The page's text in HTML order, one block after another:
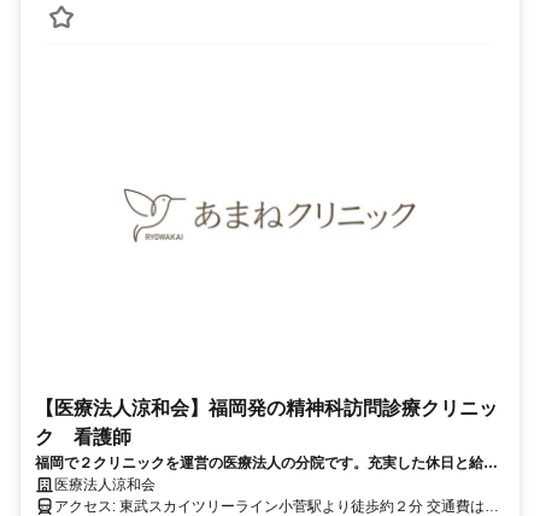
【医療法人涼和会】福岡発の精神科訪問診療クリニッ
ク 看護師
福岡で２クリニックを運営の医療法人の分院です。充実した休日と給与
が魅力、駅近で通勤に便利！
医療法人涼和会
アクセス: 東武スカイツリーライン小菅駅より徒歩約２分 交通費は無